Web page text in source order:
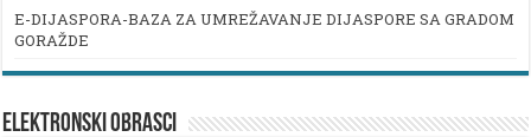
E-DIJASPORA-BAZA ZA UMREŽAVANJE DIJASPORE SA GRADOM
GORAŽDE
ELEKTRONSKI OBRASCI